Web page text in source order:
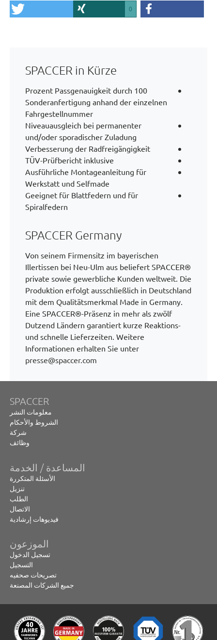
0
SPACCER in Kürze
100 Prozent Passgenauigkeit durch
Sonderanfertigung anhand der einzelnen
Fahrgestellnummer
Niveauausgleich bei permanenter
und/oder sporadischer Zuladung
Verbesserung der Radfreigängigkeit
TÜV-Prüfbericht inklusive
Ausführliche Montageanleitung für
Werkstatt und Selfmade
Geeignet für Blattfedern und für
Spiralfedern
SPACCER Germany
Von seinem Firmensitz im bayerischen
Illertissen bei Neu-Ulm aus beliefert SPACCER®
private sowie gewerbliche Kunden weltweit. Die
Produktion erfolgt ausschließlich in Deutschland
mit dem Qualitätsmerkmal Made in Germany.
Eine SPACCER®-Präsenz in mehr als zwölf
Dutzend Ländern garantiert kurze Reaktions-
und schnelle Lieferzeiten. Weitere
Informationen erhalten Sie unter
presse@spaccer.com
SPACCER
معلومات النشر
الشروط والأحكام
شركة
وظائف
المساعدة / الخدمة
الأسئلة المتكررة
تنزيل
الطلب
الاتصال
فيديوهات إرشادية
الموزعون
تسجيل الدخول
التسجيل
تصريحات صحفيه
جميع الشركات المصنعة